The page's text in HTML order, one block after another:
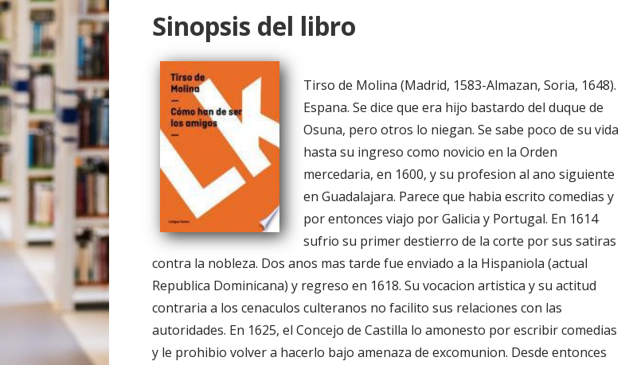
d
o
Sinopsis del libro
Tirso de Molina (Madrid, 1583-Almazan, Soria, 1648).
Espana. Se dice que era hijo bastardo del duque de
Osuna, pero otros lo niegan. Se sabe poco de su vida
hasta su ingreso como novicio en la Orden
mercedaria, en 1600, y su profesion al ano siguiente
en Guadalajara. Parece que habia escrito comedias y
por entonces viajo por Galicia y Portugal. En 1614
sufrio su primer destierro de la corte por sus satiras
contra la nobleza. Dos anos mas tarde fue enviado a la Hispaniola (actual
Republica Dominicana) y regreso en 1618. Su vocacion artistica y su actitud
contraria a los cenaculos culteranos no facilito sus relaciones con las
autoridades. En 1625, el Concejo de Castilla lo amonesto por escribir comedias
y le prohibio volver a hacerlo bajo amenaza de excomunion. Desde entonces